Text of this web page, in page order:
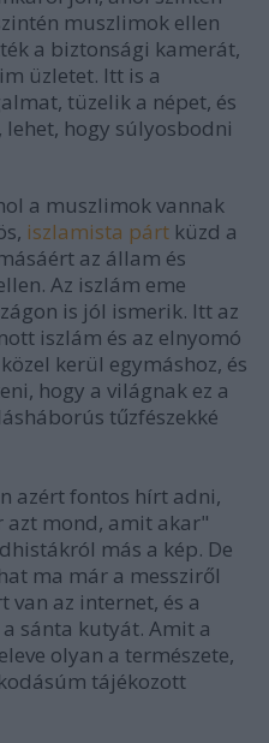
muszlimok ellen
a biztonsági kamerát,
üzletet. Itt is a
tüzelik a népet, és
lehet, hogy súlyosbodni
a muszlimok vannak
iszlamista párt küzd a
az állam és
Az iszlám eme
is jól ismerik. Itt az
iszlám és az elnyomó
kerül egymáshoz, és
hogy a világnak ez a
tűzfészekké
azért fontos hírt adni,
mond, amit akar"
más a kép. De
ma már a messziről
az internet, és a
sánta kutyát. Amit a
olyan a természete,
tájékozott